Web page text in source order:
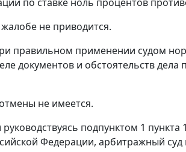
не приводится.
правильном применении судом
документов и обстоятельств
не имеется.
подпунктом 1 пункта
Федерации, арбитражный суд